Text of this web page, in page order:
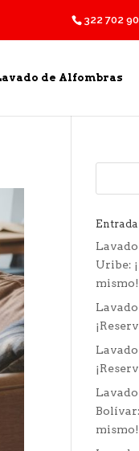
322 702
de Alfombras
Uribe:
mismo!
mismo!